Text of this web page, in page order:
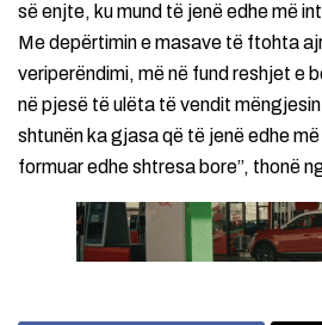
së enjte, ku mund të jenë edhe më
Me depërtimin e masave të ftohta
veriperëndimi, më në fund reshjet e
në pjesë të ulëta të vendit
shtunën ka gjasa që të jenë edhe
formuar edhe shtresa bore”, thonë